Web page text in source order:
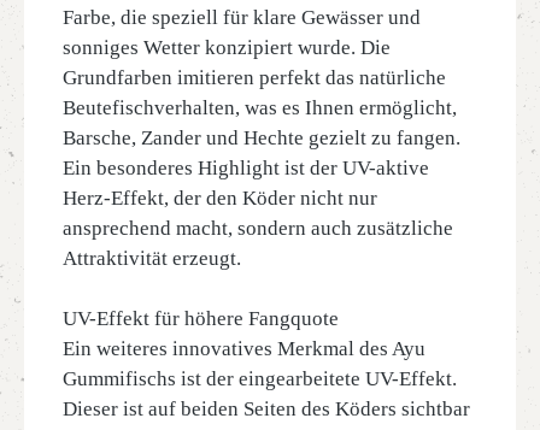
Farbe, die speziell für klare Gewässer und
sonniges Wetter konzipiert wurde. Die
Grundfarben imitieren perfekt das natürliche
Beutefischverhalten, was es Ihnen ermöglicht,
Barsche, Zander und Hechte gezielt zu fangen.
Ein besonderes Highlight ist der UV-aktive
Herz-Effekt, der den Köder nicht nur
ansprechend macht, sondern auch zusätzliche
Attraktivität erzeugt.
UV-Effekt für höhere Fangquote
Ein weiteres innovatives Merkmal des Ayu
Gummifischs ist der eingearbeitete UV-Effekt.
Dieser ist auf beiden Seiten des Köders sichtbar